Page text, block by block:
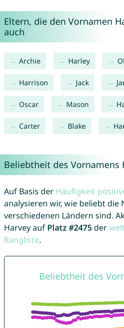
Eltern, die den Vornamen
auch
Archie Harley
Harrison Jack
Oscar Mason
Carter Blake
Beliebtheit des Vornamens
Auf Basis der Häufigkeit
analysieren wir, wie beliebt die
verschiedenen Ländern sind.
Harvey auf Platz #2475der
Rangliste.